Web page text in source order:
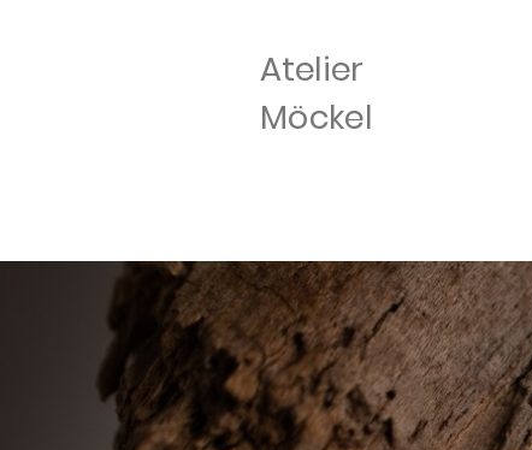
Atelier
Möckel